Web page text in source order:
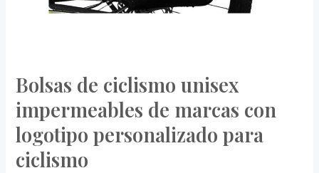
Bolsas de ciclismo unisex
impermeables de marcas con
logotipo personalizado para
ciclismo